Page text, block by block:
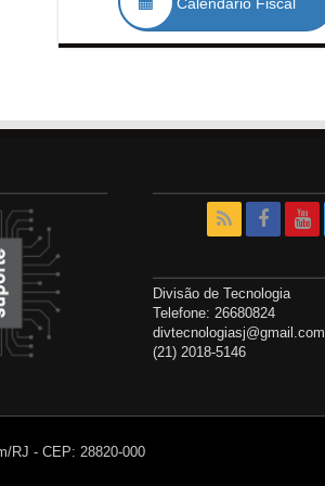
Calendário Fiscal
Divisão de Tecnologia
Telefone: 26680824
divtecnologiasj@gmail.com
(21) 2018-5146
RJ - CEP: 28820-000